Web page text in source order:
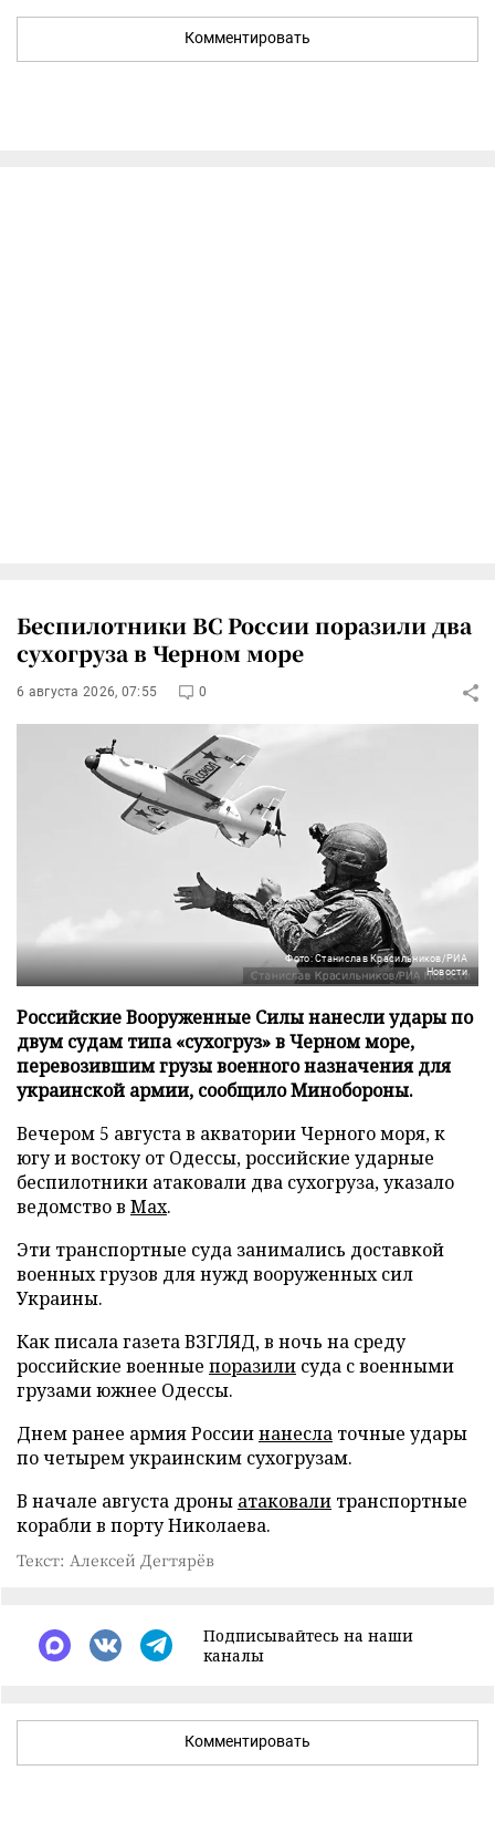
Комментировать
Беспилотники ВС России поразили два
сухогруза в Черном море
6 августа 2026, 07:55 0
Фото: Станислав Красильников/РИА
Новости
Российские Вооруженные Силы нанесли удары по
двум судам типа «сухогруз» в Черном море,
перевозившим грузы военного назначения для
украинской армии, сообщило Минобороны.
Вечером 5 августа в акватории Черного моря, к
югу и востоку от Одессы, российские ударные
беспилотники атаковали два сухогруза, указало
ведомство в Max.
Эти транспортные суда занимались доставкой
военных грузов для нужд вооруженных сил
Украины.
Как писала газета ВЗГЛЯД, в ночь на среду
российские военные поразили суда с военными
грузами южнее Одессы.
Днем ранее армия Россиинанесла точные удары
по четырем украинским сухогрузам.
В начале августа дроны атаковали транспортные
корабли в порту Николаева.
Текст: Алексей Дегтярёв
Подписывайтесь на наши
каналы
Комментировать